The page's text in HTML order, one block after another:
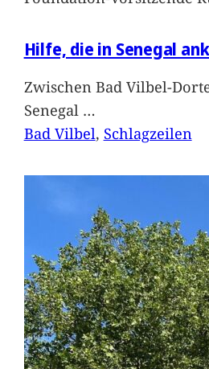
Hilfe, die in Senegal
Zwischen Bad Vilbel-
Senegal …
Bad Vilbel, Schlagzeilen